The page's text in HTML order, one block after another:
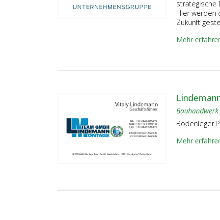
strategische
Hier werden
Zukunft
Mehr
Bauhandwerk
Bodenleger
Mehr